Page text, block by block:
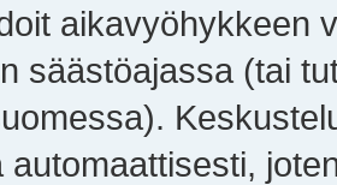
aikavyöhykkeen
säästöajassa (tai
automaattisesti,